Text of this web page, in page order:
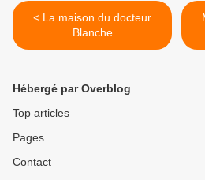
< La maison du docteur
Blanche
Hébergé par Overblog
Top articles
Pages
Contact